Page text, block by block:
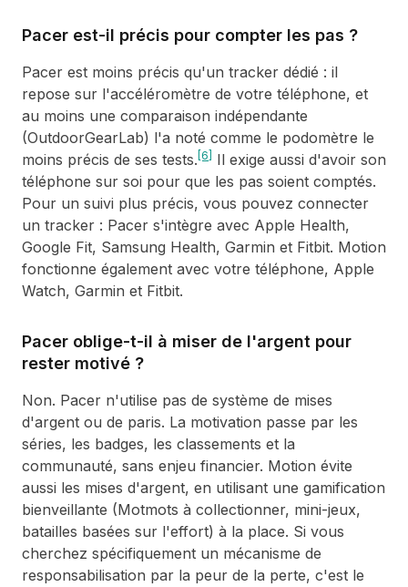
Pacer est-il précis pour compter les pas ?
Pacer est moins précis qu'un tracker dédié : il
repose sur l'accéléromètre de votre téléphone, et
au moins une comparaison indépendante
(OutdoorGearLab) l'a noté comme le podomètre le
moins précis de ses tests. [6]
Il exige aussi d'avoir son
téléphone sur soi pour que les pas soient comptés.
Pour un suivi plus précis, vous pouvez connecter
un tracker : Pacer s'intègre avec Apple Health,
Google Fit, Samsung Health, Garmin et Fitbit. Motion
fonctionne également avec votre téléphone, Apple
Watch, Garmin et Fitbit.
Pacer oblige-t-il à miser de l'argent pour
rester motivé ?
Non. Pacer n'utilise pas de système de mises
d'argent ou de paris. La motivation passe par les
séries, les badges, les classements et la
communauté, sans enjeu financier. Motion évite
aussi les mises d'argent, en utilisant une gamification
bienveillante (Motmots à collectionner, mini-jeux,
batailles basées sur l'effort) à la place. Si vous
cherchez spécifiquement un mécanisme de
responsabilisation par la peur de la perte, c'est le